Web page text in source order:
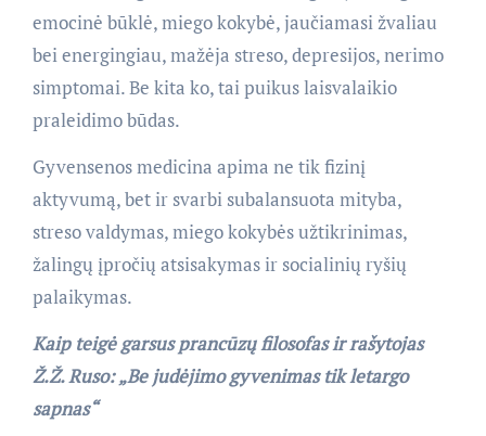
emocinė būklė, miego kokybė, jaučiamasi žvaliau
bei energingiau, mažėja streso, depresijos, nerimo
simptomai. Be kita ko, tai puikus laisvalaikio
praleidimo būdas.
Gyvensenos medicina apima ne tik fizinį
aktyvumą, bet ir svarbi subalansuota mityba,
streso valdymas, miego kokybės užtikrinimas,
žalingų įpročių atsisakymas ir socialinių ryšių
palaikymas.
Kaip teigė garsus prancūzų filosofas ir rašytojas
Ž.Ž. Ruso: „Be judėjimo gyvenimas tik letargo
sapnas“